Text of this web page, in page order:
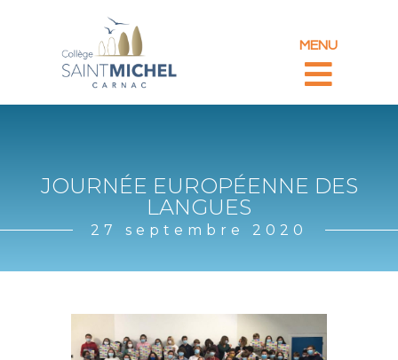
MENU
JOURNÉE EUROPÉENNE DES
LANGUES
27 septembre 2020